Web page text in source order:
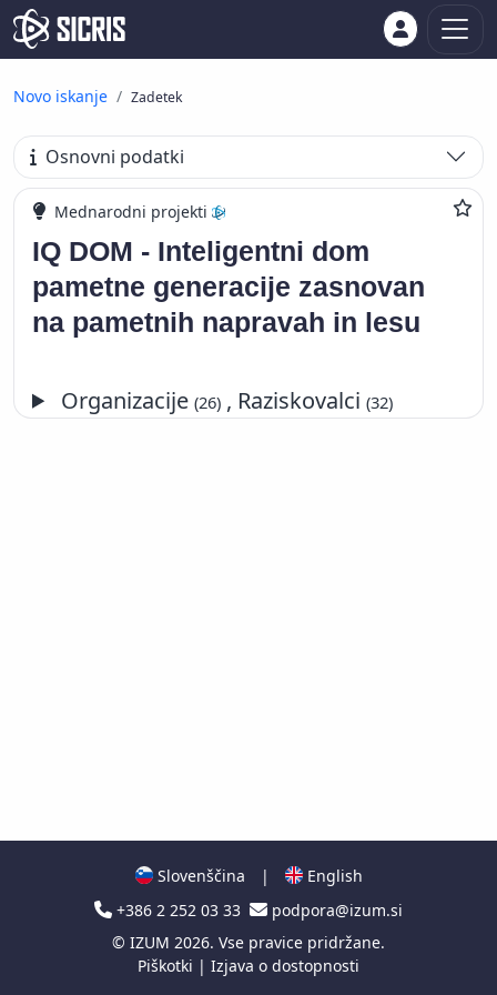
Novo iskanje Zadetek
Osnovni podatki
Mednarodni projekti
IQ DOM - Inteligentni dom
pametne generacije zasnovan
na pametnih napravah in lesu
Organizacije(26) , Raziskovalci(32)
Slovenščina |
English
+386 2 252 03 33
podpora@izum.si
© IZUM 2026. Vse pravice pridržane.
Piškotki | Izjava o dostopnosti